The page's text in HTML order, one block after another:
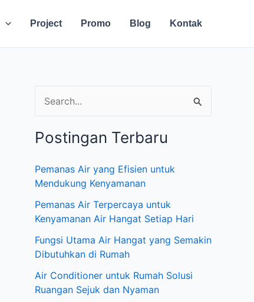
Project Promo Blog Kontak
r
u
n
t
u
k
:
Postingan Terbaru
Pemanas Air yang Efisien untuk
Mendukung Kenyamanan
Pemanas Air Terpercaya untuk
Kenyamanan Air Hangat Setiap Hari
Fungsi Utama Air Hangat yang Semakin
Dibutuhkan di Rumah
Air Conditioner untuk Rumah Solusi
Ruangan Sejuk dan Nyaman